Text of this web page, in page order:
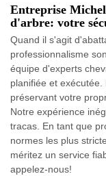
Entreprise
d'arbre: votre
Quand il s'agit
professionnalisme
équipe d'experts
planifiée et
préservant votre
Notre expérience
tracas. En tant que
normes les plus
méritez un service
appelez-nous!